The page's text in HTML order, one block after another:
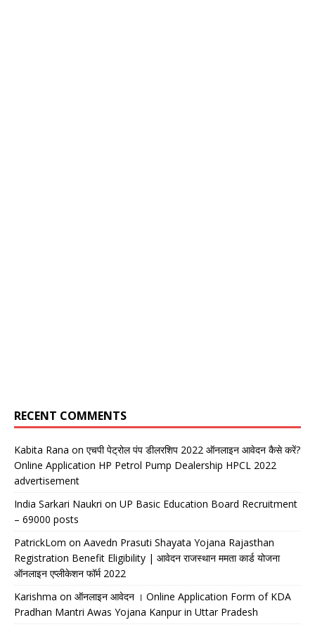
RECENT COMMENTS
Kabita Rana on एचपी पेट्रोल पंप डीलरशिप 2022 ऑनलाइन आवेदन कैसे करें?
Online Application HP Petrol Pump Dealership HPCL 2022
advertisement
India Sarkari Naukri on UP Basic Education Board Recruitment
– 69000 posts
PatrickLom on Aavedn Prasuti Shayata Yojana Rajasthan
Registration Benefit Eligibility | आवेदन राजस्थान ममता कार्ड योजना
ऑनलाइन एप्लीकेशन फॉर्म 2022
Karishma on ऑनलाइन आवेदन । Online Application Form of KDA
Pradhan Mantri Awas Yojana Kanpur in Uttar Pradesh